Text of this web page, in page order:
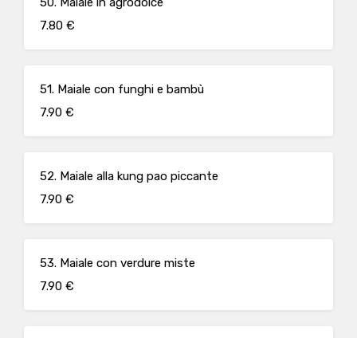
7.80 €
51. Maiale con funghi e bambù
7.90 €
52. Maiale alla kung pao piccante
7.90 €
53. Maiale con verdure miste
7.90 €